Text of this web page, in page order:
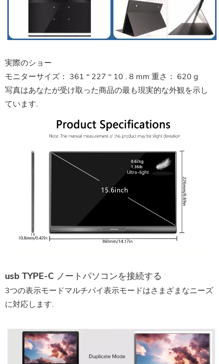
実際のショー
モニターサイズ： 361 * 227 * 10 . 8 mm 重さ： 620 g
写真はあなたが受け取った商品の最も現実的な外観を示し
ています.
usb TYPE-C ノートパソコンを接続する
3つの表示モードマルチパイ表示モードはさまざまなニーズ
に対応します.